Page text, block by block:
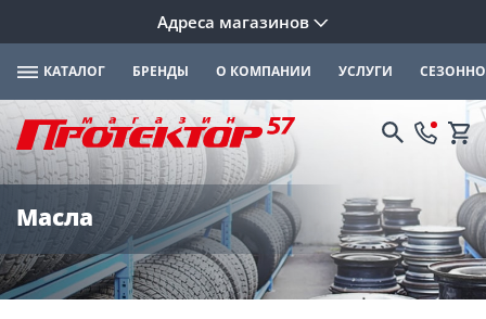
Адреса магазинов
КАТАЛОГ БРЕНДЫ О КОМПАНИИ УСЛУГИ
Масла